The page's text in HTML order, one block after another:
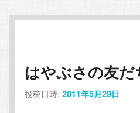
イ
コ
ン
ブ
ン
テ
はやぶさの友だ
投稿日時:2011年5月29日